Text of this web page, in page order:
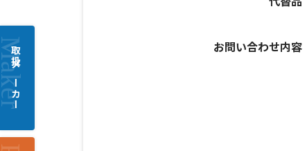
お問い合わせ内容
取扱メーカー